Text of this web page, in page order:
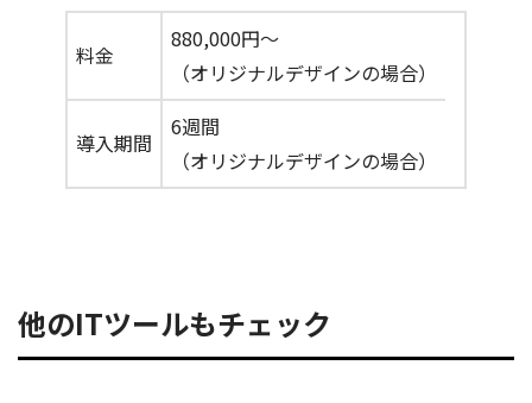
料金
880,000円〜
（オリジナルデザインの場合）
導入期間
6週間
（オリジナルデザインの場合）
他のITツールもチェック